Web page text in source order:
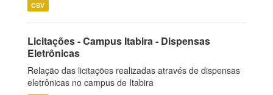
CSV
Licitações - Campus Itabira - Dispensas
Eletrônicas
Relação das licitações realizadas através de dispensas
eletrônicas no campus de Itabira